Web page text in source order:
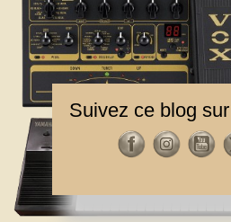
Suivez ce blog